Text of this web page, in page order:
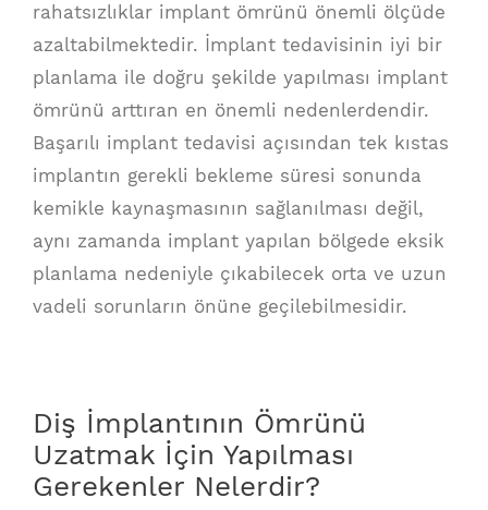
rahatsızlıklar implant ömrünü önemli ölçüde
azaltabilmektedir. İmplant tedavisinin iyi bir
planlama ile doğru şekilde yapılması implant
ömrünü arttıran en önemli nedenlerdendir.
Başarılı implant tedavisi açısından tek kıstas
implantın gerekli bekleme süresi sonunda
kemikle kaynaşmasının sağlanılması değil,
aynı zamanda implant yapılan bölgede eksik
planlama nedeniyle çıkabilecek orta ve uzun
vadeli sorunların önüne geçilebilmesidir.
Diş İmplantının Ömrünü
Uzatmak İçin Yapılması
Gerekenler Nelerdir?